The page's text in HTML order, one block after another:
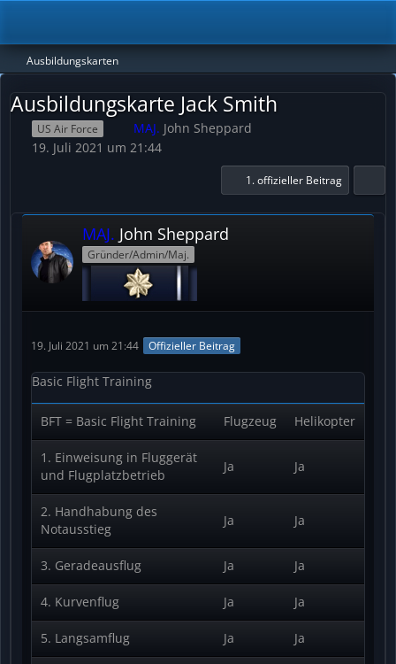
Ausbildungskarten
Ausbildungskarte Jack Smith
US Air Force MAJ. John Sheppard
19. Juli 2021 um 21:44
1. offizieller Beitrag
MAJ. John Sheppard
Gründer/Admin/Maj.
19. Juli 2021 um 21:44 Offizieller Beitrag
Basic Flight Training
BFT = Basic Flight Training Flugzeug Helikopter
1. Einweisung in Fluggerät
und Flugplatzbetrieb
Ja Ja
2. Handhabung des
Notausstieg
Ja Ja
3. Geradeausflug Ja Ja
4. Kurvenflug Ja Ja
5. Langsamflug Ja Ja